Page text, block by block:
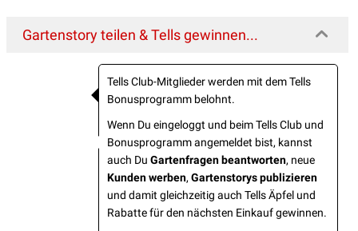
Gartenstory teilen & Tells gewinnen...
Tells Club-Mitglieder werden mit dem Tells
Bonusprogramm belohnt.
Wenn Du eingeloggt und beim Tells Club und
Bonusprogramm angemeldet bist, kannst
auch Du Gartenfragen beantworten, neue
Kunden werben, Gartenstorys publizieren
und damit gleichzeitig auch Tells Äpfel und
Rabatte für den nächsten Einkauf gewinnen.